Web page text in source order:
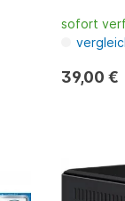
sofort
39,00 €